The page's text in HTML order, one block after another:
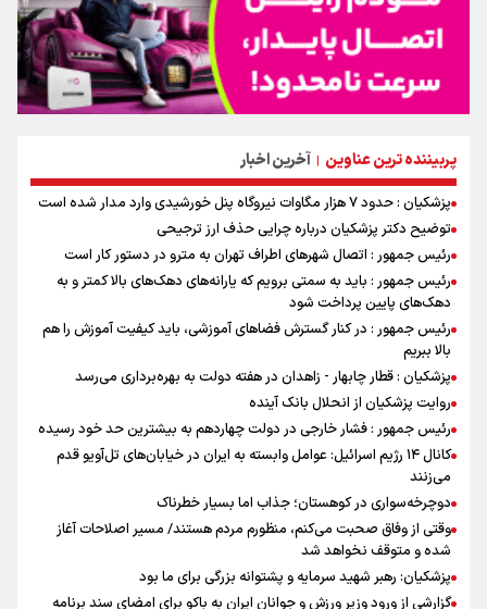
پربیننده ترین عناوین | آخرین اخبار
پزشکیان : حدود ۷ هزار مگاوات نیروگاه پنل خورشیدی وارد مدار شده است
توضیح دکتر پزشکیان درباره چرایی حذف ارز ترجیحی
رئیس جمهور : اتصال شهرهای اطراف تهران به مترو در دستور کار است
رئیس جمهور : باید به سمتی برویم که یارانه‌های دهک‌های بالا کمتر و به
دهک‌های پایین پرداخت شود
رئیس جمهور : در کنار گسترش فضاهای آموزشی، باید کیفیت آموزش را هم
بالا ببریم
پزشکیان : قطار چابهار - زاهدان در هفته دولت به بهره‌برداری می‌رسد
روایت پزشکیان از انحلال بانک آینده
رئیس جمهور : فشار خارجی در دولت چهاردهم به بیشترین حد خود رسیده
کانال ۱۴ رژیم اسرائیل: عوامل وابسته به ایران در خیابان‌های تل‌آویو قدم
می‌زنند
دوچرخه‌سواری در کوهستان؛ جذاب اما بسیار خطرناک
وقتی از وفاق صحبت می‌کنم، منظورم مردم هستند/ مسیر اصلاحات آغاز
شده و متوقف نخواهد شد
پزشکیان: رهبر شهید سرمایه و پشتوانه بزرگی برای ما بود
گزارشی از ورود وزیر ورزش و جوانان ایران به باکو برای امضای سند برنامه